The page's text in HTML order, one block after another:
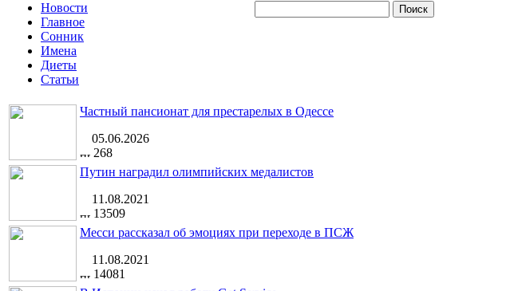
Новости
Главное
Сонник
Имена
Диеты
Статьи
Частный пансионат для престарелых в Одессе
05.06.2026
268
Путин наградил олимпийских медалистов
11.08.2021
13509
Месси рассказал об эмоциях при переходе в ПСЖ
11.08.2021
14081